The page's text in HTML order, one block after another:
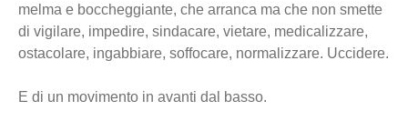
melma e boccheggiante, che arranca ma che non smette
di vigilare, impedire, sindacare, vietare, medicalizzare,
ostacolare, ingabbiare, soffocare, normalizzare. Uccidere.
E di un movimento in avanti dal basso.